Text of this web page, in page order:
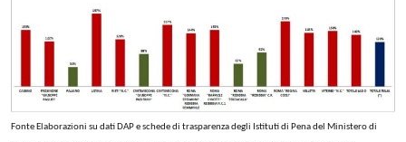
Fonte Elaborazioni su dati DAP e schede di trasparenza degli Istituti di Pena del Ministero di